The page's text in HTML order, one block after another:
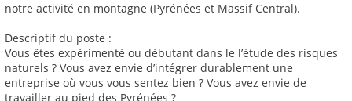
notre activité en montagne (Pyrénées et Massif Central).
Descriptif du poste :
Vous êtes expérimenté ou débutant dans le l’étude des risques
naturels ? Vous avez envie d’intégrer durablement une
entreprise où vous vous sentez bien ? Vous avez envie de
travailler au pied des Pyrénées ?